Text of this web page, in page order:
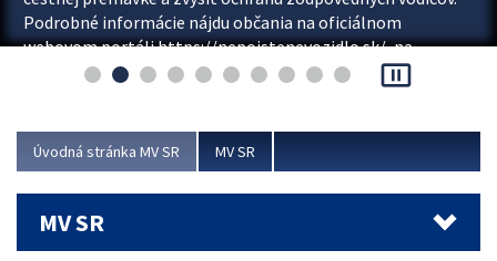
Podrobné informácie nájdu občania na oficiálnom
webovom portáli https://nepoistenevozidlo.sk/, na
ktorom od augusta pribudne aj možnosť overiť si...
pause_presentation
Úvodná stránka MV SR MV SR
MV SR